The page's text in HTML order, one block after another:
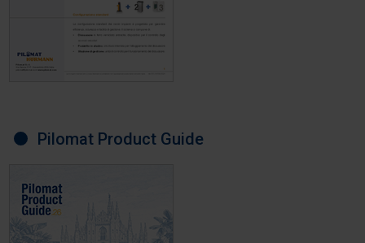
Pilomat Product Guide